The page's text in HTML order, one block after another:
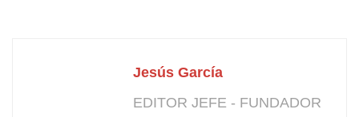
Jesús García
EDITOR JEFE - FUNDADOR